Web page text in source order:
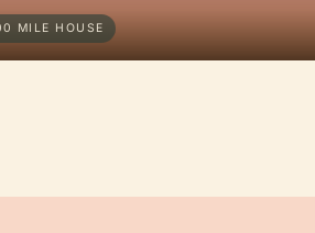
MILE HOUSE